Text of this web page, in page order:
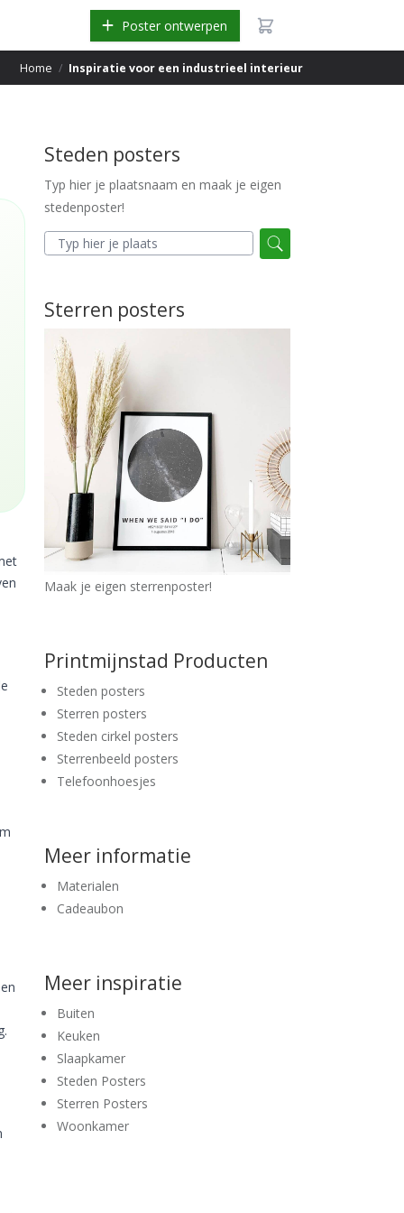
Poster ontwerpen
Home / Inspiratie voor een industrieel interieur
Steden posters
Typ hier je plaatsnaam en maak je eigen
stedenposter!
Sterren posters
Maak je eigen sterrenposter!
Printmijnstad Producten
Steden posters
Sterren posters
Steden cirkel posters
Sterrenbeeld posters
Telefoonhoesjes
Meer informatie
Materialen
Cadeaubon
Meer inspiratie
Buiten
Keuken
Slaapkamer
Steden Posters
Sterren Posters
Woonkamer